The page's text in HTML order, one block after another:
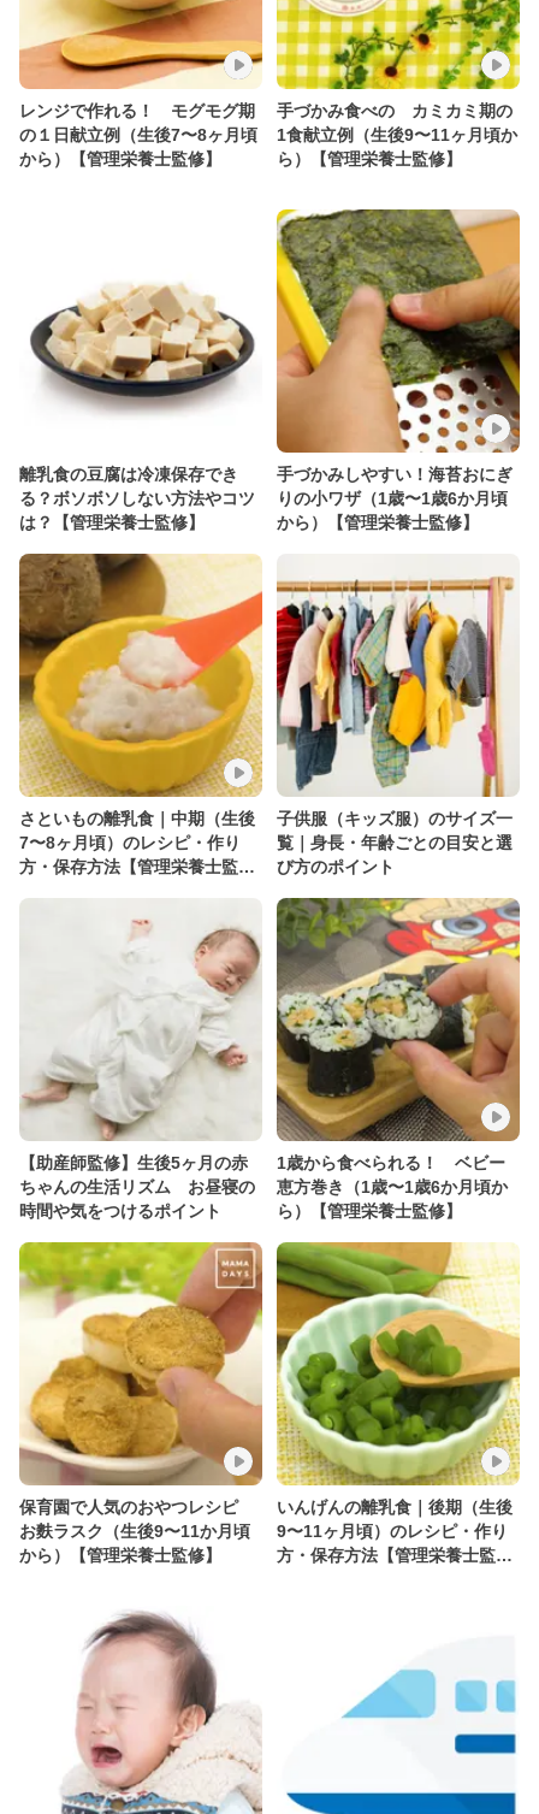
レンジで作れる！ モグモグ期
の１日献立例（生後7〜8ヶ月頃
から）【管理栄養士監修】
手づかみ食べの カミカミ期の
1食献立例（生後9〜11ヶ月頃か
ら）【管理栄養士監修】
離乳食の豆腐は冷凍保存でき
る？ボソボソしない方法やコツ
は？【管理栄養士監修】
手づかみしやすい！海苔おにぎ
りの小ワザ（1歳〜1歳6か月頃
から）【管理栄養士監修】
さといもの離乳食｜中期（生後
7〜8ヶ月頃）のレシピ・作り
方・保存方法【管理栄養士監
子供服（キッズ服）のサイズ一
覧｜身長・年齢ごとの目安と選
び方のポイント
【助産師監修】生後5ヶ月の赤
ちゃんの生活リズム お昼寝の
時間や気をつけるポイント
1歳から食べられる！ ベビー
恵方巻き（1歳〜1歳6か月頃か
ら）【管理栄養士監修】
保育園で人気のおやつレシピ
お麩ラスク（生後9〜11か月頃
から）【管理栄養士監修】
いんげんの離乳食｜後期（生後
9〜11ヶ月頃）のレシピ・作り
方・保存方法【管理栄養士監